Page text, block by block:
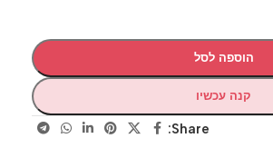
הוספה לסל
קנה עכשיו
Share: